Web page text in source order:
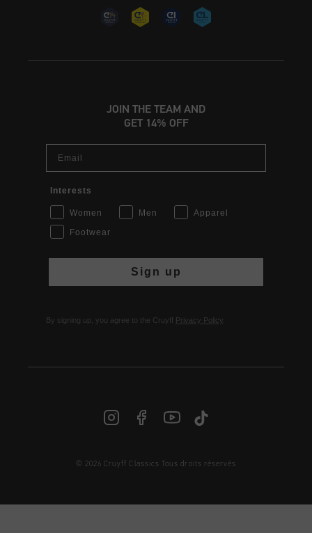
FR | € EUR
JOIN THE TEAM AND
GET 14% OFF
Interests
Women Men
Apparel
Footwear
Sign up
By signing up, you agree to the Cruyff Privacy Policy
© 2026 Cruyff Classics Tous droits réservés